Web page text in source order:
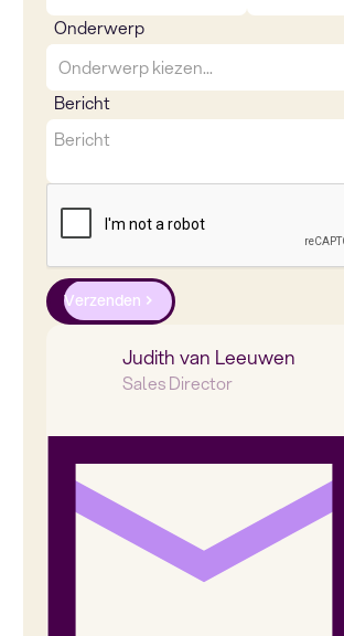
Judith van Leeuwen
Sales Director
Onderwerp
Bericht
Verzenden